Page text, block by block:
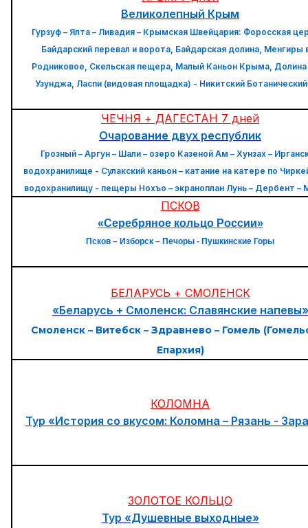
Великолепный Крым
Гурзуф – Ялта – Ливадия – Крымская Швейцария: Форосская
Байдарский перевал и ворота, Байдарская долина, Менгиры
Родниковое, Скельская пещера, Малый Каньон Крыма, Долина
Узунджа, Ласпи (видовая площадка) - Никитский
ЧЕЧНЯ + ДАГЕСТАН 7 дней
Очарование двух республик
Грозный – Аргун – Шали – озеро Казеной Ам – Хунзах –
водохранилище - Сулакский каньон – катание на катере по
водохранилищу - пещеры Нохъо – экраноплан Лунь – Дербент –
ПСКОВ
«Серебряное кольцо России»
Псков – Изборск – Печоры - Пушкинские Горы
БЕЛАРУСЬ + СМОЛЕНСК
«Беларусь + Смоленск: Славянские напевы»
Смоленск – Витебск – Здравнево – Гомель
Епархия)
КОЛОМНА
Тур «История со вкусом: Коломна – Рязань -
ЗОЛОТОЕ КОЛЬЦО
Тур «Душевные выходные»